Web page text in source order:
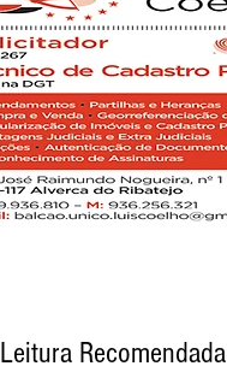
Leitura Recomendada